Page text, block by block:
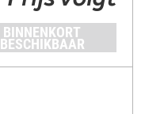
BINNENKORT
BESCHIKBAAR